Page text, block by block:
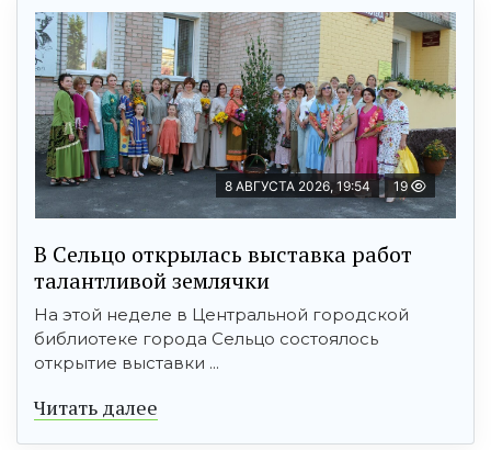
8 АВГУСТА 2026, 19:54 19
В Сельцо открылась выставка работ
талантливой землячки
На этой неделе в Центральной городской
библиотеке города Сельцо состоялось
открытие выставки ...
Читать далее